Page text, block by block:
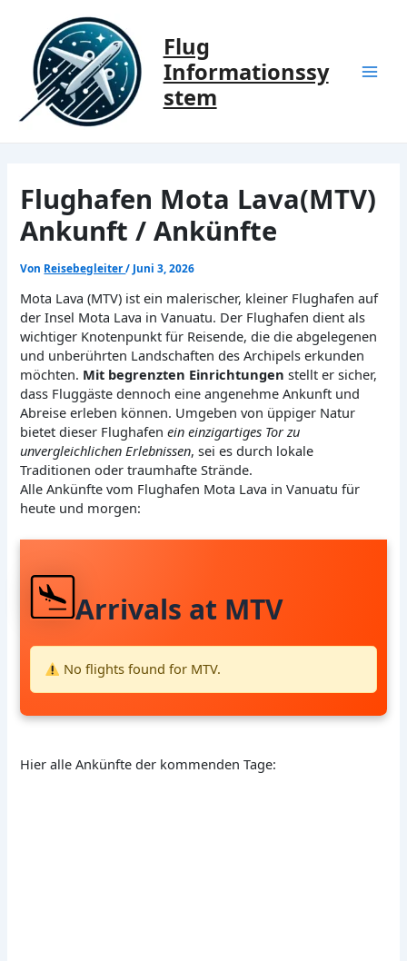
springen
Flug
Informationssy
stem
Flughafen Mota Lava(MTV)
Ankunft / Ankünfte
Von Reisebegleiter/ Juni 3, 2026
Mota Lava (MTV) ist ein malerischer, kleiner Flughafen auf
der Insel Mota Lava in Vanuatu. Der Flughafen dient als
wichtiger Knotenpunkt für Reisende, die die abgelegenen
und unberührten Landschaften des Archipels erkunden
möchten. Mit begrenzten Einrichtungen stellt er sicher,
dass Fluggäste dennoch eine angenehme Ankunft und
Abreise erleben können. Umgeben von üppiger Natur
bietet dieser Flughafenein einzigartiges Tor zu
unvergleichlichen Erlebnissen, sei es durch lokale
Traditionen oder traumhafte Strände.
Alle Ankünfte vom Flughafen Mota Lava in Vanuatu für
heute und morgen:
Arrivals at MTV
No flights found for MTV.
Hier alle Ankünfte der kommenden Tage: